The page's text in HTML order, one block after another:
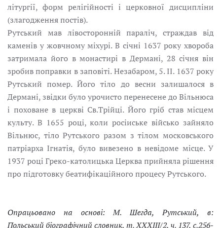
літургії, форм релігійності i церковної дисципліни
(злагодження постів).
Рутський мав лівосторонній паралiч, страждав від
каменів у жовчному міхуpі. В січні 1637 pоку хвороба
затримала його в монастирі в Дермані, 28 січня він
зробив поправки в заповіті. Незабаром, 5. II. 1637 pоку
Рутський помер. Його тіло до весни залишалося в
Дермані, звідки було урочисто перенесене до Вільнюса
і поховане в церкві Св.Трійці. Його гріб став місцем
культу. В 1655 pоці, коли росіиське військо зайняло
Вільнюс, тіло Рутськoго разом з тілом московського
патріарха Ігнатія, було вивезено в невідоме місце. У
1937 pоці Греко-католицька Церква прийняла рішення
про підготовку беатифікаційного процесу Рутського.
Опрацьовaно на основі: М. Шегда, Рутський, в:
Польський біографічний словник, т. XXXIII/2, ч. 137, c.256-